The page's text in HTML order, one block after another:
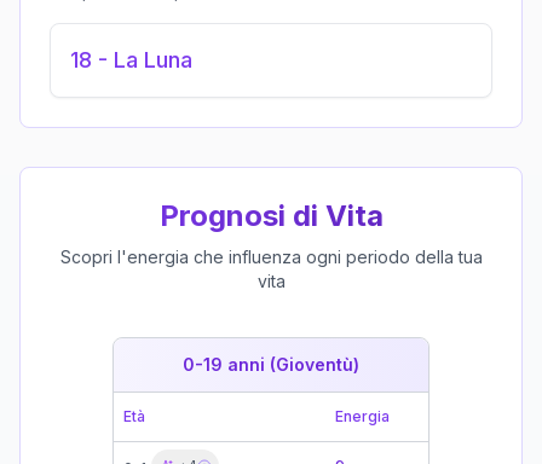
18 - La Luna
Prognosi di Vita
Scopri l'energia che influenza ogni periodo della tua
vita
0-19 anni (Gioventù)
Età Energia